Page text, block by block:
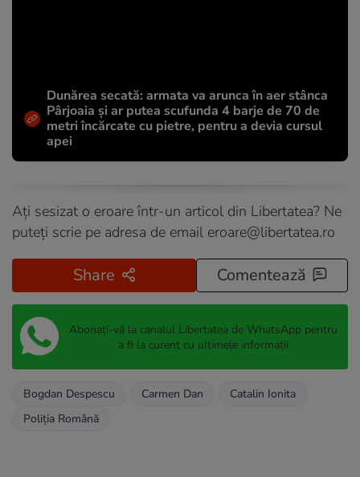
Dunărea secată: armata va arunca în aer stânca
Pârjoaia și ar putea scufunda 4 barje de 70 de
metri încărcate cu pietre, pentru a devia cursul
apei
Ați sesizat o eroare într-un articol din Libertatea? Ne
puteți scrie pe adresa de email eroare@libertatea.ro
Share Comentează
Abonați-vă la canalul Libertatea de WhatsApp pentru
a fi la curent cu ultimele informații
Bogdan Despescu Carmen Dan
Catalin Ionita
Poliția Română